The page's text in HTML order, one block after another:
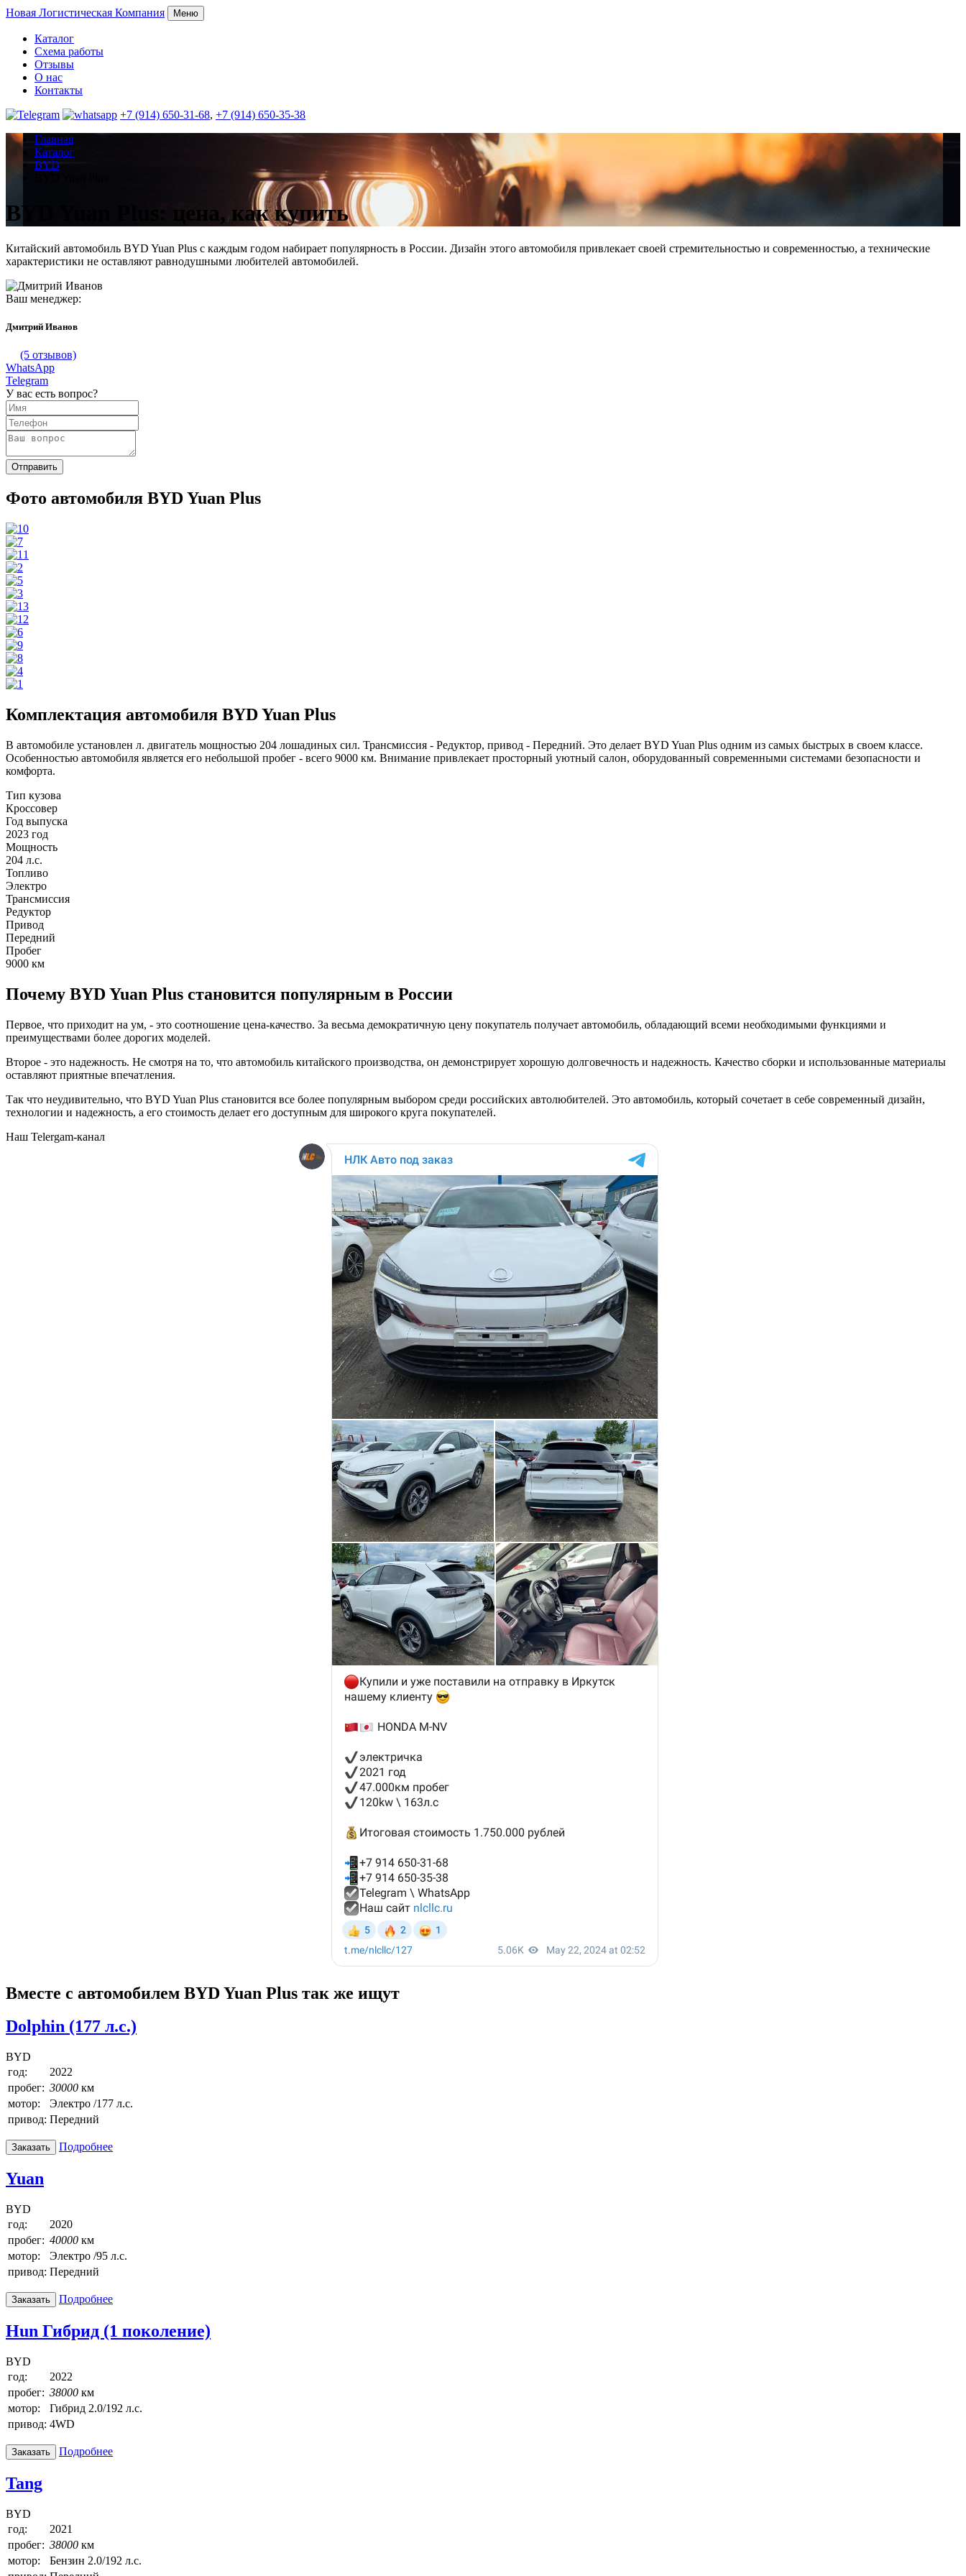
Новая Логистическая Компания Меню
Каталог
Схема работы
Отзывы
О нас
Контакты
+7 (914) 650-31-68, +7 (914) 650-35-38
Главная
Каталог
BYD
BYD Yuan Plus: цена, как купить
Китайский автомобиль BYD Yuan Plus с каждым годом набирает популярность в России. Дизайн этого автомобиля привлекает своей стремительностью и современностью, а технические
характеристики не оставляют равнодушными любителей автомобилей.
Ваш менеджер:
Дмитрий Иванов
(5 отзывов)
WhatsApp
Telegram
У вас есть вопрос?
Фото автомобиля BYD Yuan Plus
Комплектация автомобиля BYD Yuan Plus
В автомобиле установлен л. двигатель мощностью 204 лошадиных сил. Трансмиссия - Редуктор, привод - Передний. Это делает BYD Yuan Plus одним из самых быстрых в своем классе.
Особенностью автомобиля является его небольшой пробег - всего 9000 км. Внимание привлекает просторный уютный салон, оборудованный современными системами безопасности и
комфорта.
Тип кузова
Кроссовер
Год выпуска
2023 год
Мощность
204 л.с.
Топливо
Электро
Трансмиссия
Редуктор
Привод
Передний
Пробег
9000 км
Почему BYD Yuan Plus становится популярным в России
Первое, что приходит на ум, - это соотношение цена-качество. За весьма демократичную цену покупатель получает автомобиль, обладающий всеми необходимыми функциями и
преимуществами более дорогих моделей.
Второе - это надежность. Не смотря на то, что автомобиль китайского производства, он демонстрирует хорошую долговечность и надежность. Качество сборки и использованные материалы
оставляют приятные впечатления.
Так что неудивительно, что BYD Yuan Plus становится все более популярным выбором среди российских автолюбителей. Это автомобиль, который сочетает в себе современный дизайн,
технологии и надежность, а его стоимость делает его доступным для широкого круга покупателей.
Наш Telergam-канал
Вместе с автомобилем BYD Yuan Plus так же ищут
Dolphin (177 л.с.)
BYD
год:
2022
пробег: 30000 км
мотор:
Электро /177 л.с.
привод: Передний
Заказать Подробнее
Yuan
BYD
год:
2020
пробег: 40000 км
мотор:
Электро /95 л.с.
привод: Передний
Заказать Подробнее
Hun Гибрид (1 поколение)
BYD
год:
2022
пробег: 38000 км
мотор:
Гибрид 2.0/192 л.с.
привод: 4WD
Заказать Подробнее
Tang
BYD
год:
2021
пробег: 38000 км
мотор:
Бензин 2.0/192 л.с.